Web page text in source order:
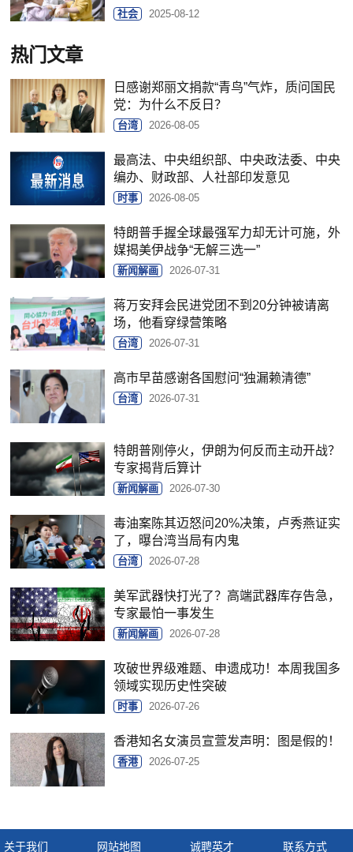
社会 2025-08-12
热门文章
日感谢郑丽文捐款“青鸟”气炸，质问国民
党：为什么不反日？
台湾 2026-08-05
最高法、中央组织部、中央政法委、中央
编办、财政部、人社部印发意见
时事 2026-08-05
特朗普手握全球最强军力却无计可施，外
媒揭美伊战争“无解三选一”
新闻解画 2026-07-31
蒋万安拜会民进党团不到20分钟被请离
场，他看穿绿营策略
台湾 2026-07-31
高市早苗感谢各国慰问“独漏赖清德”
台湾 2026-07-31
特朗普刚停火，伊朗为何反而主动开战？
专家揭背后算计
新闻解画 2026-07-30
毒油案陈其迈怒问20%决策，卢秀燕证实
了，曝台湾当局有内鬼
台湾 2026-07-28
美军武器快打光了？高端武器库存告急，
专家最怕一事发生
新闻解画 2026-07-28
攻破世界级难题、申遗成功！本周我国多
领域实现历史性突破
时事 2026-07-26
香港知名女演员宣萱发声明：图是假的！
香港 2026-07-25
关于我们 网站地图 诚聘英才 联系方式